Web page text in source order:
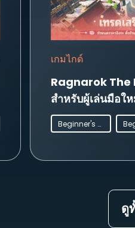
เกมไกด์
Ragnarok The
สำหรับผู้เล่นมือใ
Beginner's Guide
ดู